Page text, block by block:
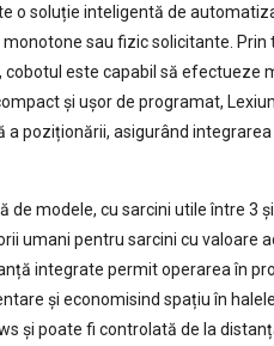
o soluție inteligentă de
sau fizic solicitante.
cobotul este capabil să efectueze
și ușor de programat,
a poziționării, asigurând
de modele, cu sarcini utile între 3
umani pentru sarcini cu valoare
integrate permit operarea în
și economisind spațiu în
și poate fi controlată de la